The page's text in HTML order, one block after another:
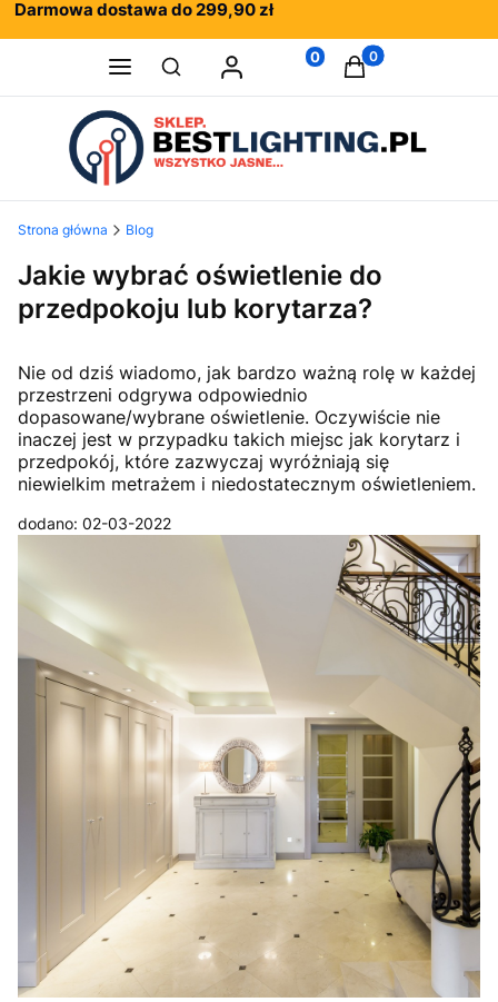
Darmowa dostawa do 299,90 zł
Rewelacyjne opinie klientów
Fachowe doradztwo
Otwórz wyszukiwarkę
0 Produkty w
Strona główna Blog
Jakie wybrać oświetlenie do
przedpokoju lub korytarza?
Nie od dziś wiadomo, jak bardzo ważną rolę w każdej
przestrzeni odgrywa odpowiednio
dopasowane/wybrane oświetlenie. Oczywiście nie
inaczej jest w przypadku takich miejsc jak korytarz i
przedpokój, które zazwyczaj wyróżniają się
niewielkim metrażem i niedostatecznym oświetleniem.
dodano: 02-03-2022